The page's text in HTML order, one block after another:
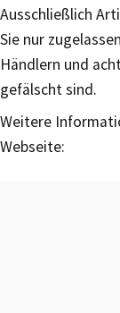
Ausschließlich
Sie nur
Händlern und
gefälscht sind.
Weitere
Webseite: